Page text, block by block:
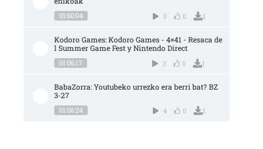
01:00:04 3 0 1
Kodoro Games: Kodoro Games - 4×41 - Resaca de
l Summer Game Fest y Nintendo Direct
01:06:17 3 0 1
BabaZorra: Youtubeko urrezko era berri bat? BZ
3-27
01:06:24 4 0 1